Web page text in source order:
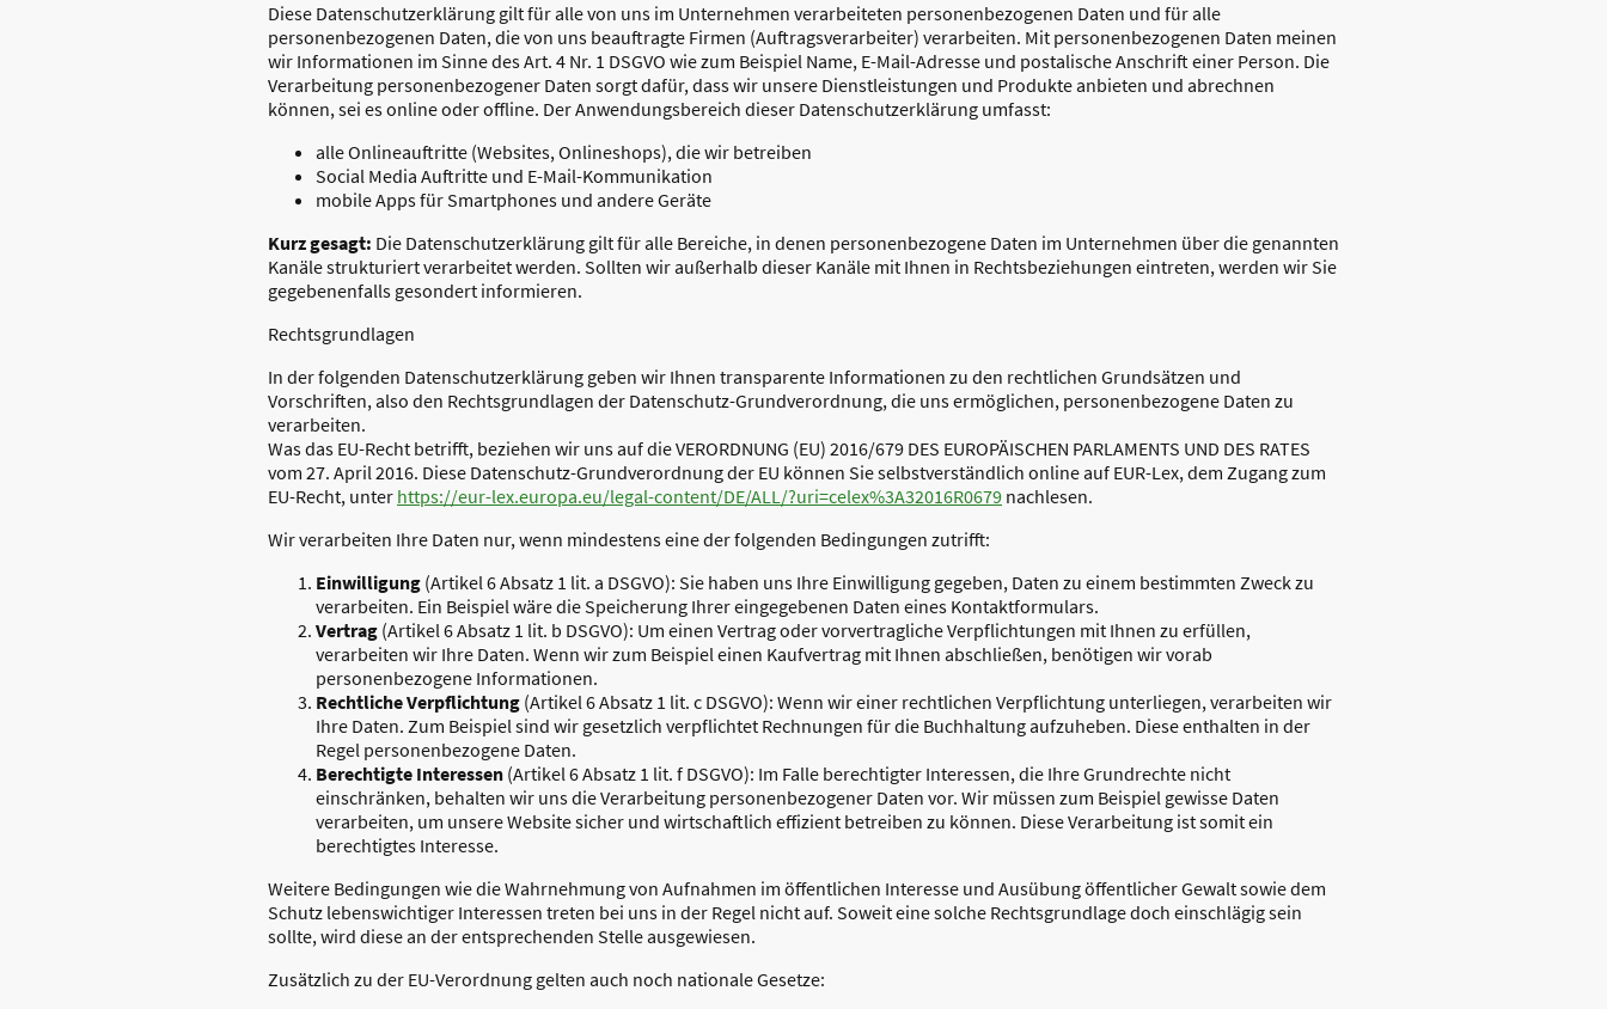
Diese Datenschutzerklärung gilt für alle von uns im Unternehmen verarbeiteten personenbezogenen Daten und für alle
personenbezogenen Daten, die von uns beauftragte Firmen (Auftragsverarbeiter) verarbeiten. Mit personenbezogenen Daten meinen
wir Informationen im Sinne des Art. 4 Nr. 1 DSGVO wie zum Beispiel Name, E-Mail-Adresse und postalische Anschrift einer Person. Die
Verarbeitung personenbezogener Daten sorgt dafür, dass wir unsere Dienstleistungen und Produkte anbieten und abrechnen
können, sei es online oder offline. Der Anwendungsbereich dieser Datenschutzerklärung umfasst:
alle Onlineauftritte (Websites, Onlineshops), die wir betreiben
Social Media Auftritte und E-Mail-Kommunikation
mobile Apps für Smartphones und andere Geräte
Kurz gesagt: Die Datenschutzerklärung gilt für alle Bereiche, in denen personenbezogene Daten im Unternehmen über die genannten
Kanäle strukturiert verarbeitet werden. Sollten wir außerhalb dieser Kanäle mit Ihnen in Rechtsbeziehungen eintreten, werden wir Sie
gegebenenfalls gesondert informieren.
Rechtsgrundlagen
In der folgenden Datenschutzerklärung geben wir Ihnen transparente Informationen zu den rechtlichen Grundsätzen und
Vorschriften, also den Rechtsgrundlagen der Datenschutz-Grundverordnung, die uns ermöglichen, personenbezogene Daten zu
verarbeiten.
Was das EU-Recht betrifft, beziehen wir uns auf die VERORDNUNG (EU) 2016/679 DES EUROPÄISCHEN PARLAMENTS UND DES RATES
vom 27. April 2016. Diese Datenschutz-Grundverordnung der EU können Sie selbstverständlich online auf EUR-Lex, dem Zugang zum
EU-Recht, unter https://eur-lex.europa.eu/legal-content/DE/ALL/?uri=celex%3A32016R0679 nachlesen.
Wir verarbeiten Ihre Daten nur, wenn mindestens eine der folgenden Bedingungen zutrifft:
Einwilligung (Artikel 6 Absatz 1 lit. a DSGVO): Sie haben uns Ihre Einwilligung gegeben, Daten zu einem bestimmten Zweck zu
verarbeiten. Ein Beispiel wäre die Speicherung Ihrer eingegebenen Daten eines Kontaktformulars.
Vertrag (Artikel 6 Absatz 1 lit. b DSGVO): Um einen Vertrag oder vorvertragliche Verpflichtungen mit Ihnen zu erfüllen,
verarbeiten wir Ihre Daten. Wenn wir zum Beispiel einen Kaufvertrag mit Ihnen abschließen, benötigen wir vorab
personenbezogene Informationen.
Rechtliche Verpflichtung (Artikel 6 Absatz 1 lit. c DSGVO): Wenn wir einer rechtlichen Verpflichtung unterliegen, verarbeiten wir
Ihre Daten. Zum Beispiel sind wir gesetzlich verpflichtet Rechnungen für die Buchhaltung aufzuheben. Diese enthalten in der
Regel personenbezogene Daten.
Berechtigte Interessen (Artikel 6 Absatz 1 lit. f DSGVO): Im Falle berechtigter Interessen, die Ihre Grundrechte nicht
einschränken, behalten wir uns die Verarbeitung personenbezogener Daten vor. Wir müssen zum Beispiel gewisse Daten
verarbeiten, um unsere Website sicher und wirtschaftlich effizient betreiben zu können. Diese Verarbeitung ist somit ein
berechtigtes Interesse.
Weitere Bedingungen wie die Wahrnehmung von Aufnahmen im öffentlichen Interesse und Ausübung öffentlicher Gewalt sowie dem
Schutz lebenswichtiger Interessen treten bei uns in der Regel nicht auf. Soweit eine solche Rechtsgrundlage doch einschlägig sein
sollte, wird diese an der entsprechenden Stelle ausgewiesen.
Zusätzlich zu der EU-Verordnung gelten auch noch nationale Gesetze: